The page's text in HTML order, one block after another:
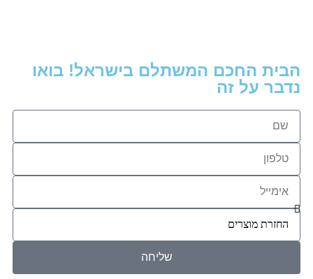
הבית החכם המשתלם בישראל! בואו
נדבר על זה
שליחה